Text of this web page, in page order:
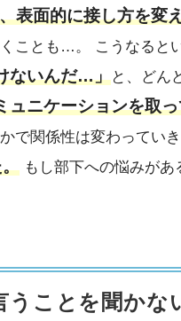
表面的に接し方を変
ことも…。 こうなると
ないんだ…」と、どん
ュニケーションを取
で関係性は変わってい
もし部下への悩みがあ
うことを聞かな